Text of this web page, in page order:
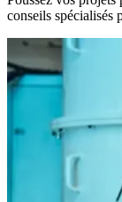
conseils spécialisés